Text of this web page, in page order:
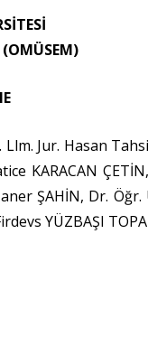
(OMÜSEM)
Llm. Jur. Hasan
KARACAN
ŞAHİN, Dr.
YÜZBAŞI